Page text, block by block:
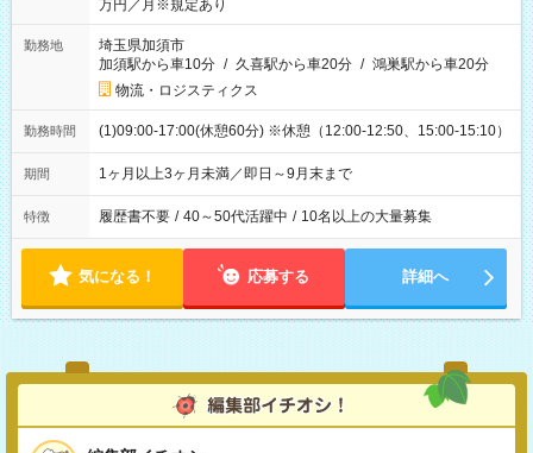
万円／月※規定あり
勤務地
埼玉県加須市
加須駅から車10分 / 久喜駅から車20分 / 鴻巣駅から車20分
物流・ロジスティクス
勤務時間 (1)09:00-17:00(休憩60分) ※休憩（12:00-12:50、15:00-15:10）
期間 1ヶ月以上3ヶ月未満／即日～9月末まで
特徴 履歴書不要 / 40～50代活躍中 / 10名以上の大量募集
気になる！ 応募する 詳細へ